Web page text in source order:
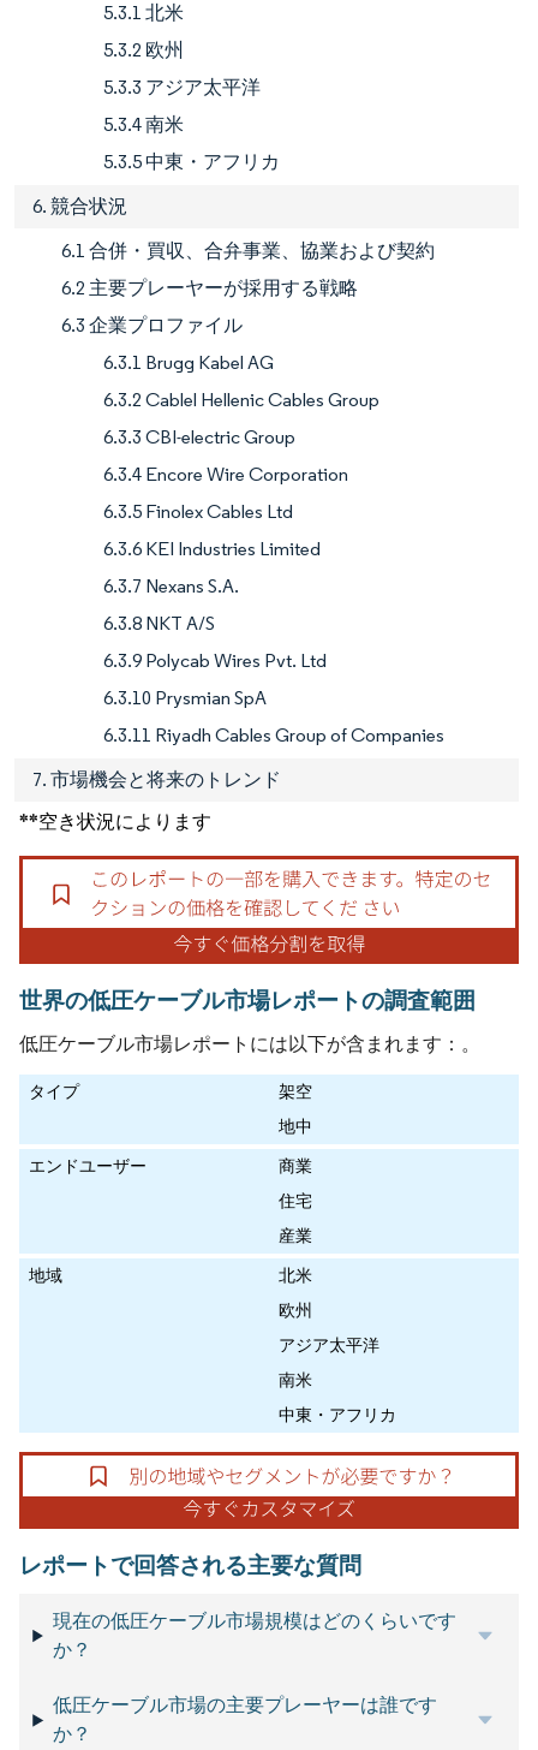
5.3.1 北米
5.3.2 欧州
5.3.3 アジア太平洋
5.3.4 南米
5.3.5 中東・アフリカ
6. 競合状況
6.1 合併・買収、合弁事業、協業および契約
6.2 主要プレーヤーが採用する戦略
6.3 企業プロファイル
6.3.1 Brugg Kabel AG
6.3.2 Cablel Hellenic Cables Group
6.3.3 CBI-electric Group
6.3.4 Encore Wire Corporation
6.3.5 Finolex Cables Ltd
6.3.6 KEI Industries Limited
6.3.7 Nexans S.A.
6.3.8 NKT A/S
6.3.9 Polycab Wires Pvt. Ltd
6.3.10 Prysmian SpA
6.3.11 Riyadh Cables Group of Companies
7. 市場機会と将来のトレンド
**空き状況によります
世界の低圧ケーブル市場レポートの調査範囲
低圧ケーブル市場レポートには以下が含まれます：。
タイプ
架空
地中
エンドユーザー
商業
住宅
産業
地域
北米
欧州
アジア太平洋
南米
中東・アフリカ
レポートで回答される主要な質問
現在の低圧ケーブル市場規模はどのくらいです
か？
低圧ケーブル市場の主要プレーヤーは誰です
か？